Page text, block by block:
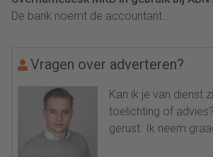
De bank noemt de accountant...
Vragen over adverteren?
Kan ik je van dienst
toelichting of
gerust. Ik neem